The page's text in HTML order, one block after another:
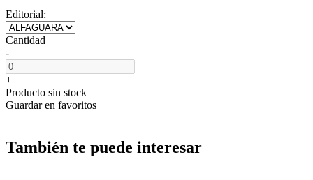
Editorial:
Cantidad
-
+
Producto sin stock
Guardar en favoritos
También te puede interesar